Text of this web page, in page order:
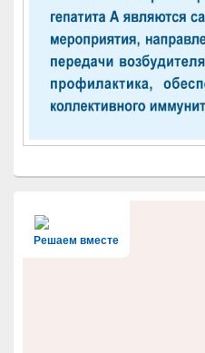
Решаем вместе